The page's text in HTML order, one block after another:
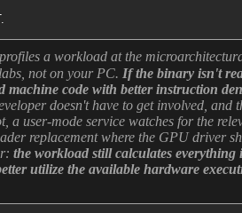
a workload at the
not on your PC. If the binary isn't
machine code with better instruction
doesn't have to get involved,
a user-mode service watches for the
replacement where the GPU driver
the workload still calculates
utilize the available hardware